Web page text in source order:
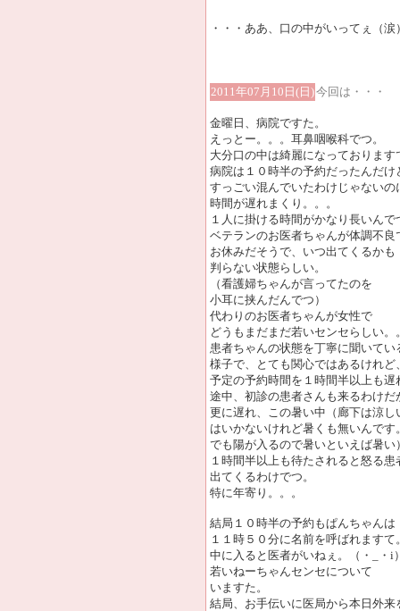
・・・ああ、口の中がいってぇ（涙
2011年07月10日(日)今回は・・・
金曜日、病院ですた。
えっとー。。。耳鼻咽喉科でつ。
大分口の中は綺麗になっております
病院は１０時半の予約だったんだけ
すっごい混んでいたわけじゃないの
時間が遅れまくり。。。
１人に掛ける時間がかなり長いんで
ベテランのお医者ちゃんが体調不良
お休みだそうで、いつ出てくるかも
判らない状態らしい。
（看護婦ちゃんが言ってたのを
小耳に挟んだんでつ）
代わりのお医者ちゃんが女性で
どうもまだまだ若いセンセらしい。
患者ちゃんの状態を丁寧に聞いてい
様子で、とても関心ではあるけれど
予定の予約時間を１時間半以上も遅
途中、初診の患者さんも来るわけだ
更に遅れ、この暑い中（廊下は涼し
はいかないけれど暑くも無いんです
でも陽が入るので暑いといえば暑い
１時間半以上も待たされると怒る患
出てくるわけでつ。
特に年寄り。。。
結局１０時半の予約もぱんちゃんは
１１時５０分に名前を呼ばれますて
中に入ると医者がいねぇ。（・_・i
若いねーちゃんセンセについて
いますた。
結局、お手伝いに医局から本日外来